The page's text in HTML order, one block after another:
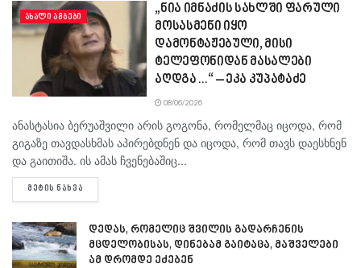
ᲐᲮᲐᲚᲘ ᲐᲛᲑᲔᲑᲘ
„ნია იმნაძის სახლში ფარული
მოსასმენი იყო
დამონტაჟებული, მისი
ტელეფონიდან მასალები
აღდგა…“ – ეკა კუპატაძე
08/06/2026
ანასტასია ბერუაშვილი არის გოგონა, რომელმაც იცოდა, რომ
გიგაზე თავდასხმას აპირებდნენ და იცოდა, რომ თავს დაესხნენ
და გაითიშა. ის ამას ჩვენებაშიც...
ᲛᲔᲢᲘᲡ ᲜᲐᲮᲕᲐ
დედას, რომელიც შვილის გადარჩენის
მცდელობისას, დინებამ გაიტაცა, მაშველები
ამ დრომდე ეძებენ